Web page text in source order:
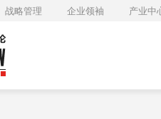
战略管理 企业领袖 产业中